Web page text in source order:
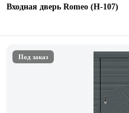
Входная дверь Romeo (Н-107)
Под заказ